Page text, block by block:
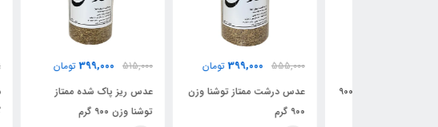
399,000
تومان
عدس درشت ممتاز توشنا وزن
399,000
تومان
عدس ریز پاک شده ممتاز
توشنا وزن ۹۰۰ گرم